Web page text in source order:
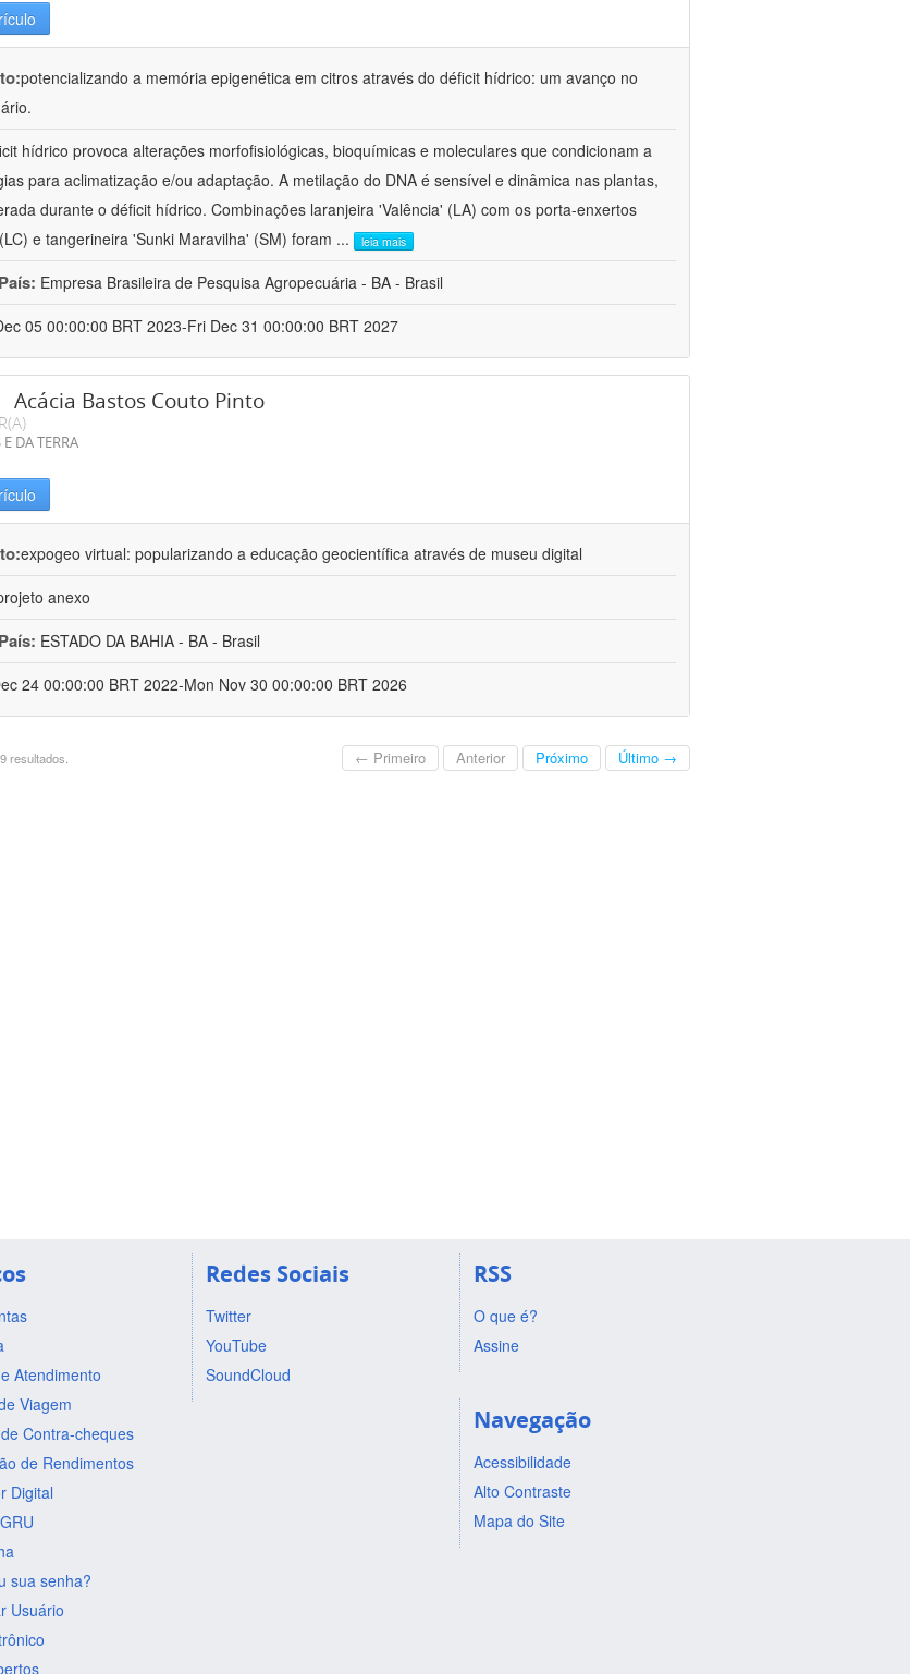
potencializando a memória epigenética em citros através do déficit hídrico: um avanço no
hídrico provoca alterações morfofisiológicas, bioquímicas e moleculares que condicionam a
para aclimatização e/ou adaptação. A metilação do DNA é sensível e dinâmica nas plantas,
durante o déficit hídrico. Combinações laranjeira 'Valência' (LA) com os porta-enxertos
e tangerineira 'Sunki Maravilha' (SM) foram ... leia mais
Empresa Brasileira de Pesquisa Agropecuária - BA - Brasil
05 00:00:00 BRT 2023-Fri Dec 31 00:00:00 BRT 2027
Acácia Bastos Couto Pinto
DA TERRA
expogeo virtual: popularizando a educação geocientífica através de museu digital
anexo
ESTADO DA BAHIA - BA - Brasil
24 00:00:00 BRT 2022-Mon Nov 30 00:00:00 BRT 2026
resultados. ← Primeiro Anterior Próximo Último →
Atendimento
Viagem
Contra-cheques
de Rendimentos
Digital
sua senha?
Usuário
Redes Sociais
Twitter
YouTube
SoundCloud
RSS
O que é?
Assine
Navegação
Acessibilidade
Alto Contraste
Mapa do Site